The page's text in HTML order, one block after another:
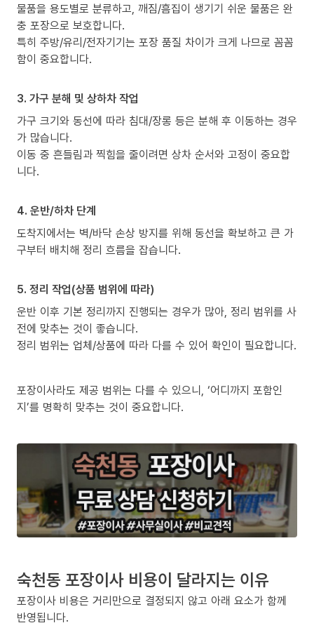
물품을 용도별로 분류하고, 깨짐/흠집이 생기기 쉬운 물품은 완
충 포장으로 보호합니다.
특히 주방/유리/전자기기는 포장 품질 차이가 크게 나므로 꼼꼼
함이 중요합니다.
3. 가구 분해 및 상하차 작업
가구 크기와 동선에 따라 침대/장롱 등은 분해 후 이동하는 경우
가 많습니다.
이동 중 흔들림과 찍힘을 줄이려면 상차 순서와 고정이 중요합
니다.
4. 운반/하차 단계
도착지에서는 벽/바닥 손상 방지를 위해 동선을 확보하고 큰 가
구부터 배치해 정리 흐름을 잡습니다.
5. 정리 작업(상품 범위에 따라)
운반 이후 기본 정리까지 진행되는 경우가 많아, 정리 범위를 사
전에 맞추는 것이 좋습니다.
정리 범위는 업체/상품에 따라 다를 수 있어 확인이 필요합니다.
포장이사라도 제공 범위는 다를 수 있으니, ‘어디까지 포함인
지’를 명확히 맞추는 것이 중요합니다.
숙천동 포장이사 비용이 달라지는 이유
포장이사 비용은 거리만으로 결정되지 않고 아래 요소가 함께
반영됩니다.